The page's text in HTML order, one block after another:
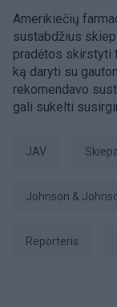
Amerikiečių
sustabdžius
pradėtos skirstyti
ką daryti su
rekomendavo
gali sukelti
JAV
Johnson &
Reporteris